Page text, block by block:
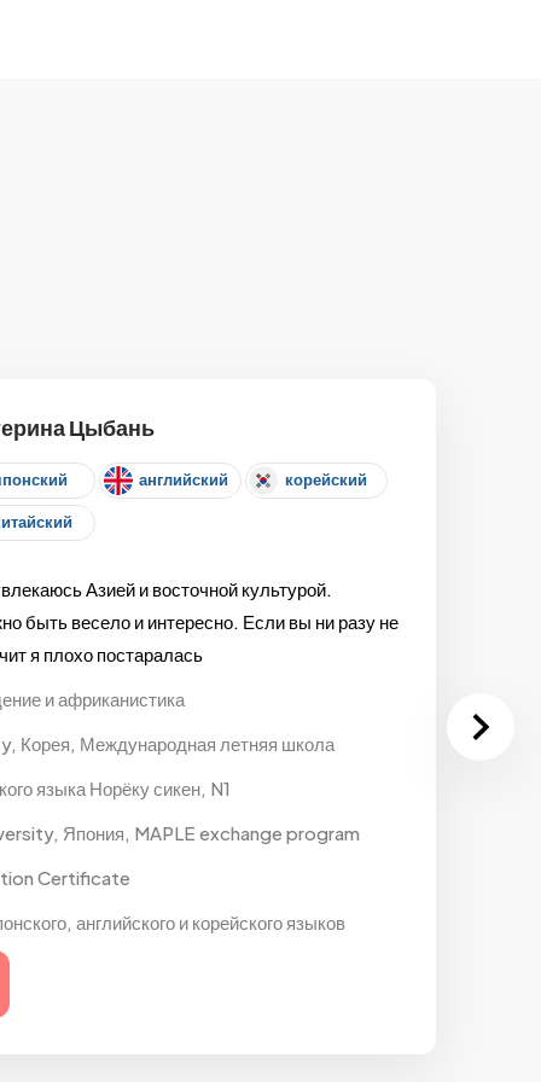
Цыбань
английский корейский
Азией и восточной культурой.
быть весело и интересно. Если вы ни разу не
я плохо постаралась
и африканистика
Корея, Международная летняя школа
языка Норёку сикен, N1
Япония, MAPLE exchange program
Certificate
английского и корейского языков